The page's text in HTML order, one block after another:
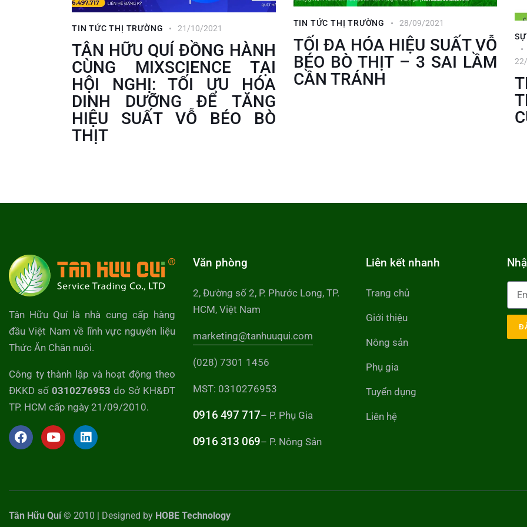
TIN TỨC THỊ TRƯỜNG 21/10/2021
TÂN HỮU QUÍ ĐỒNG HÀNH
CÙNG MIXSCIENCE TẠI
HỘI NGHỊ: TỐI ƯU HÓA
DINH DƯỠNG ĐỂ TĂNG
HIỆU SUẤT VỖ BÉO BÒ
THỊT
TIN TỨC THỊ TRƯỜNG 28/09/2021
TỐI ĐA HÓA HIỆU SUẤT VỖ
BÉO BÒ THỊT – 3 SAI LẦM
CẦN TRÁNH
Tân Hữu Quí là nhà cung cấp hàng
đầu Việt Nam về lĩnh vực nguyên liệu
Thức Ăn Chăn nuôi.
Công ty thành lập và hoạt động theo
ĐKKD số 0310276953 do Sở KH&ĐT
TP. HCM cấp ngày 21/09/2010.
Văn phòng
2, Đường số 2, P. Phước Long, TP.
HCM, Việt Nam
marketing@tanhuuqui.com
(028) 7301 1456
MST: 0310276953
0916 497 717– P. Phụ Gia
0916 313 069– P. Nông Sản
Liên kết nhanh
Trang chủ
Giới thiệu
Nông sản
Phụ gia
Tuyển dụng
Liên hệ
Tân Hữu Quí© 2010 | Designed by HOBE Technology